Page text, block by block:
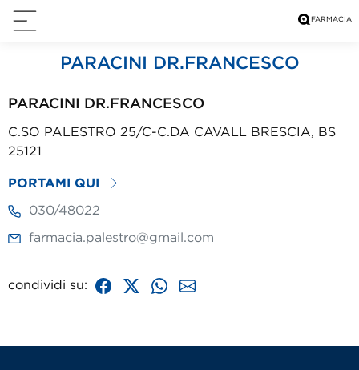
PARACINI DR.FRANCESCO
PARACINI DR.FRANCESCO
C.SO PALESTRO 25/C-C.DA CAVALL BRESCIA, BS
25121
PORTAMI QUI
030/48022
farmacia.palestro@gmail.com
condividi su: